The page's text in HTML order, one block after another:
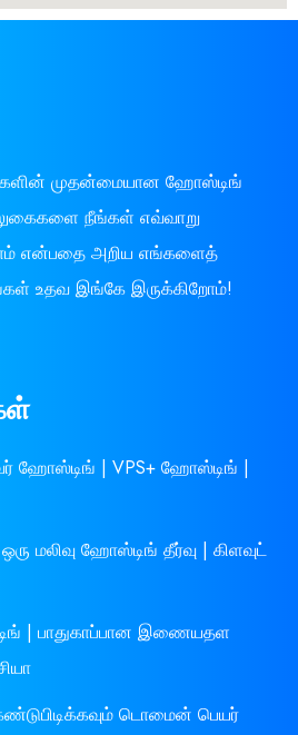
முதன்மையான ஹோஸ்டிங்
நீங்கள் எவ்வாறு
என்பதை அறிய எங்களைத்
உதவ இங்கே இருக்கிறோம்!
ஹோஸ்டிங் | VPS+ ஹோஸ்டிங் |
மலிவு ஹோஸ்டிங் தீர்வு | கிளவுட்
| பாதுகாப்பான இணையதள
டொமைன் பெயர்